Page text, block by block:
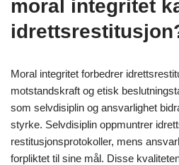
moral integritet
Moral integritet forbedrer
motstandskraft og etisk
som selvdisiplin og ansvarlighet
styrke. Selvdisiplin oppmuntrer
restitusjonsprotokoller, mens
forpliktet til sine mål. Disse